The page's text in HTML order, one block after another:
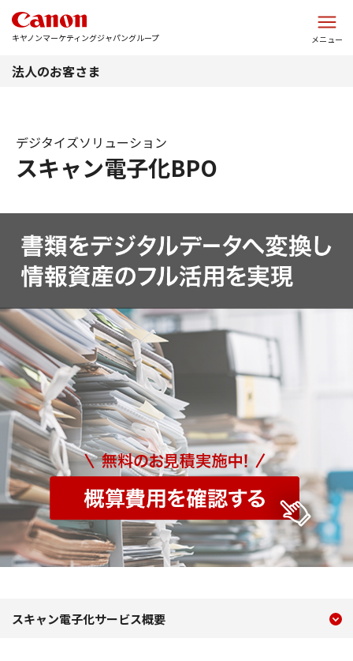
キヤノンマーケティングジャパングループ メニュー
法人のお客さま
スキャン電子化BPO
デジタイズソリューション
スキャン電子化サービス概要